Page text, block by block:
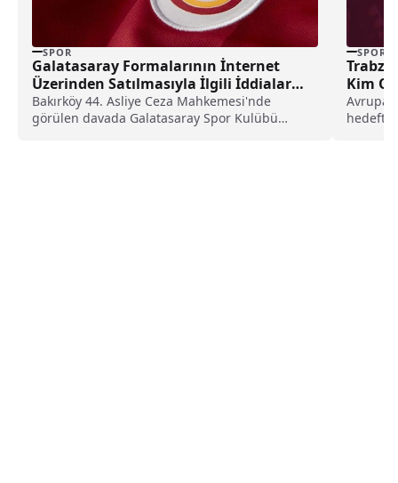
SPOR
Galatasaray Formalarının İnternet
Üzerinden Satılmasıyla İlgili İddialar
Mahkemede
Bakırköy 44. Asliye Ceza Mahkemesi'nde
görülen davada Galatasaray Spor Kulübü
SPOR
Kim